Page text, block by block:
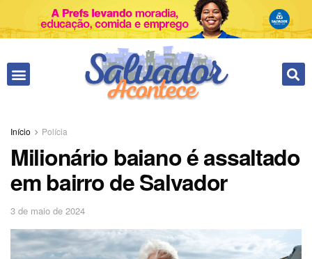
Início Polícia
Milionário baiano é assaltado
em bairro de Salvador
3 de maio de 2024